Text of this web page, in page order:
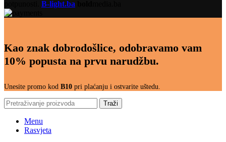
B-light.ba
Kao znak dobrodošlice, odobravamo vam
10% popusta na prvu narudžbu.
Unesite promo kod B10 pri plaćanju i ostvarite uštedu.
Traži
Menu
Rasvjeta